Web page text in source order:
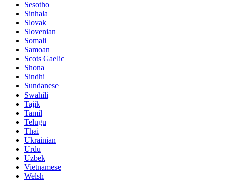
Sesotho
Sinhala
Slovak
Slovenian
Somali
Samoan
Scots Gaelic
Shona
Sindhi
Sundanese
Swahili
Tajik
Tamil
Telugu
Thai
Ukrainian
Urdu
Uzbek
Vietnamese
Welsh